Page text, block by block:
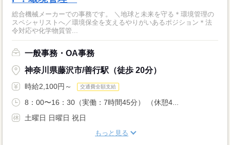
総合機械メーカーでの事務です。 ＼地球と未来を守る＊環境管理の
スペシャリストへ／環境保全を支えるやりがいあるポジション＊法
令対応や化学物質管...
一般事務・OA事務
神奈川県藤沢市/善行駅（徒歩 20分）
時給2,100円～ 交通費全額支給
8：00〜16：30（実働：7時間45分） （休憩4...
土曜日 日曜日 祝日
もっと見る